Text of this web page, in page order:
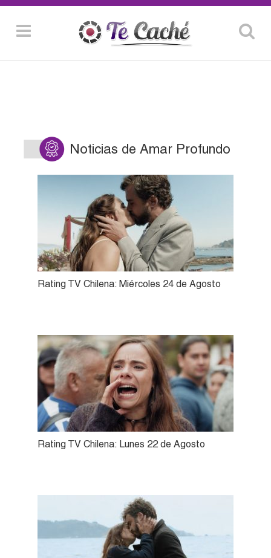
Noticias de Amar Profundo
Rating TV Chilena: Miércoles 24 de Agosto
Rating TV Chilena: Lunes 22 de Agosto